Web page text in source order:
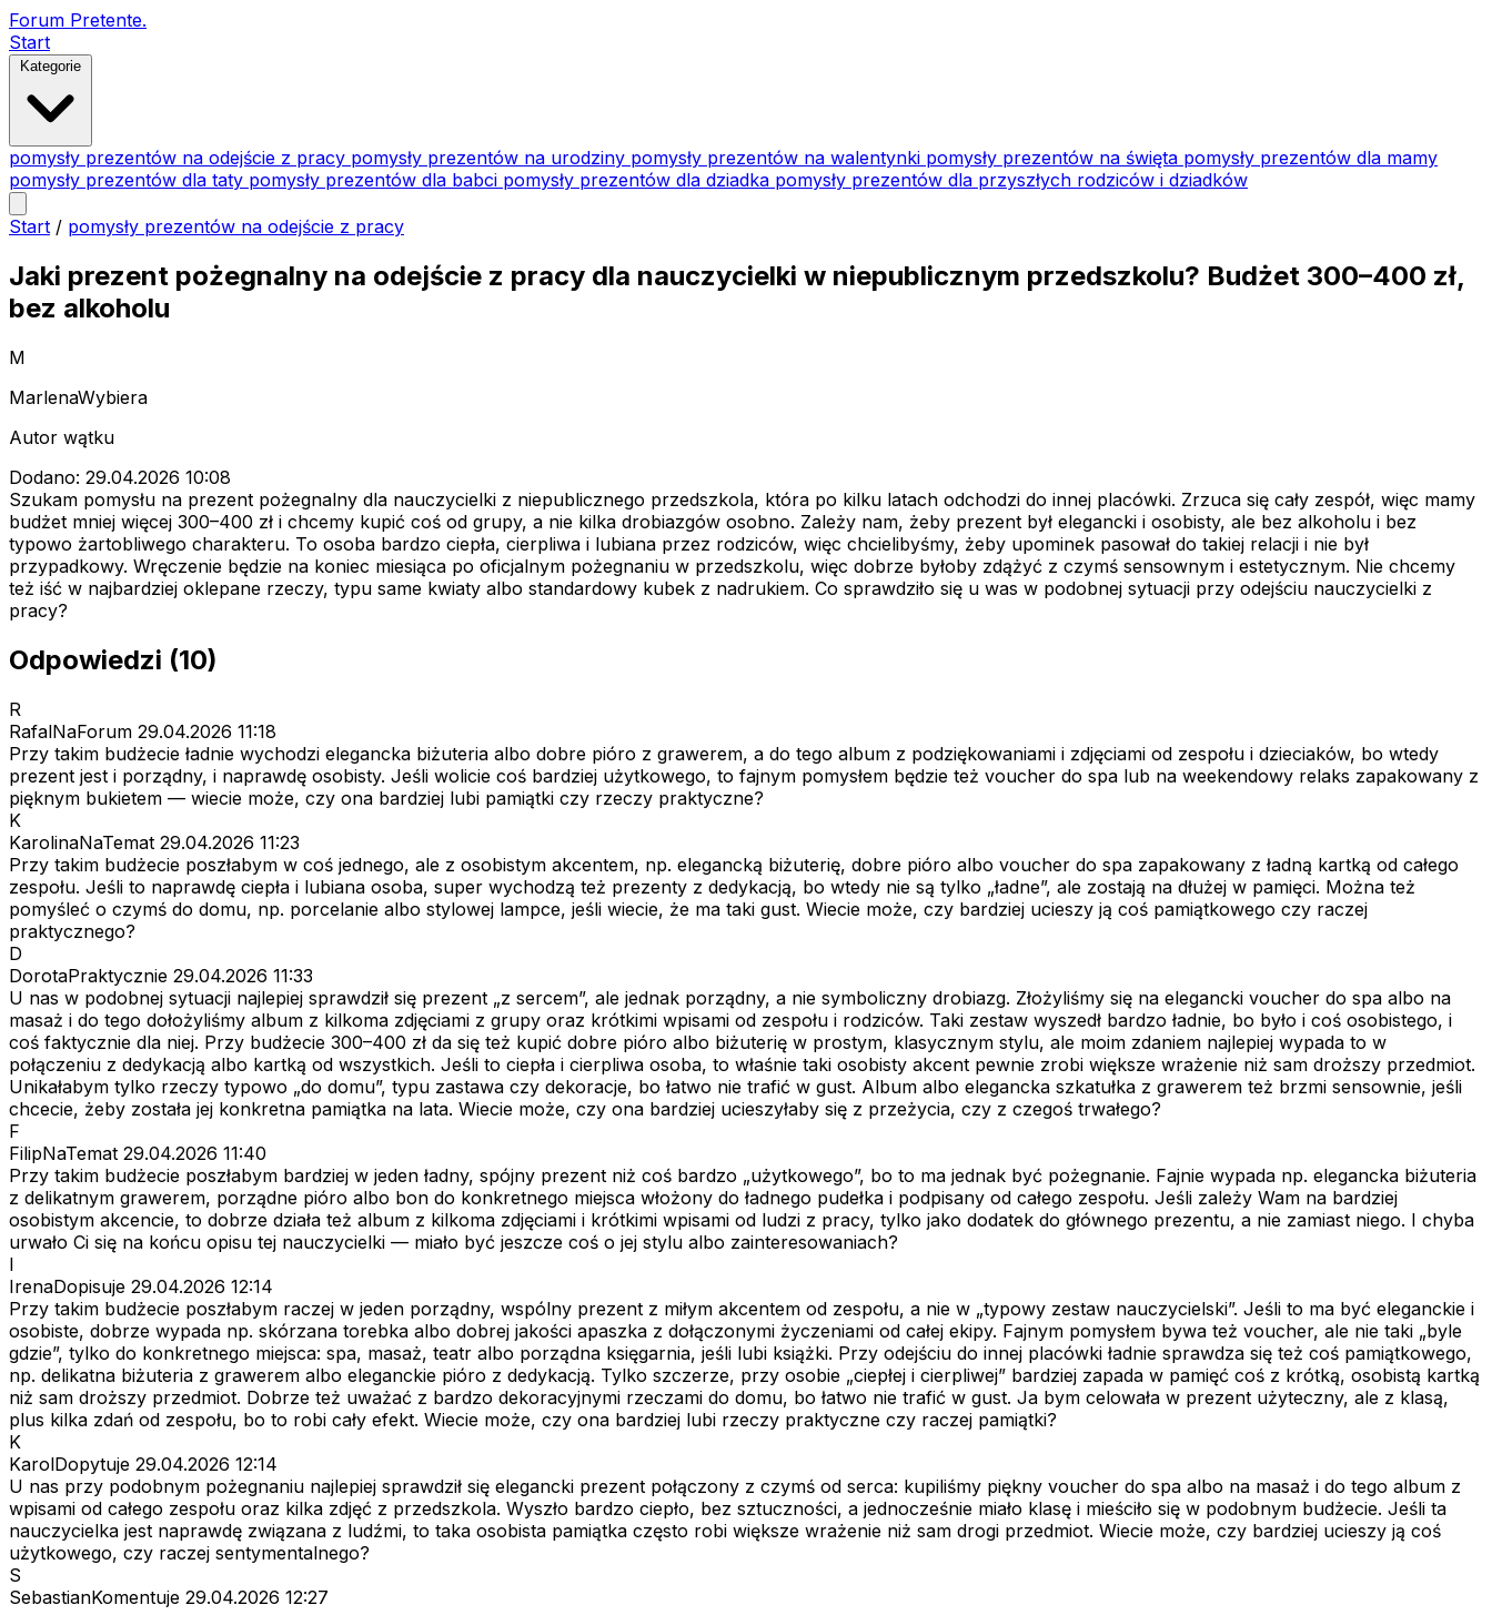
Forum Pretente.
Start
Kategorie
pomysły prezentów na odejście z pracy pomysły prezentów na urodziny pomysły prezentów na walentynki pomysły prezentów na święta pomysły prezentów dla mamy
pomysły prezentów dla taty pomysły prezentów dla babci pomysły prezentów dla dziadka pomysły prezentów dla przyszłych rodziców i dziadków
Start / pomysły prezentów na odejście z pracy
Jaki prezent pożegnalny na odejście z pracy dla nauczycielki w niepublicznym przedszkolu? Budżet 300–400 zł,
bez alkoholu
M
MarlenaWybiera
Autor wątku
Dodano: 29.04.2026 10:08
Szukam pomysłu na prezent pożegnalny dla nauczycielki z niepublicznego przedszkola, która po kilku latach odchodzi do innej placówki. Zrzuca się cały zespół, więc mamy
budżet mniej więcej 300–400 zł i chcemy kupić coś od grupy, a nie kilka drobiazgów osobno. Zależy nam, żeby prezent był elegancki i osobisty, ale bez alkoholu i bez
typowo żartobliwego charakteru. To osoba bardzo ciepła, cierpliwa i lubiana przez rodziców, więc chcielibyśmy, żeby upominek pasował do takiej relacji i nie był
przypadkowy. Wręczenie będzie na koniec miesiąca po oficjalnym pożegnaniu w przedszkolu, więc dobrze byłoby zdążyć z czymś sensownym i estetycznym. Nie chcemy
też iść w najbardziej oklepane rzeczy, typu same kwiaty albo standardowy kubek z nadrukiem. Co sprawdziło się u was w podobnej sytuacji przy odejściu nauczycielki z
pracy?
Odpowiedzi (10)
R
RafalNaForum 29.04.2026 11:18
Przy takim budżecie ładnie wychodzi elegancka biżuteria albo dobre pióro z grawerem, a do tego album z podziękowaniami i zdjęciami od zespołu i dzieciaków, bo wtedy
prezent jest i porządny, i naprawdę osobisty. Jeśli wolicie coś bardziej użytkowego, to fajnym pomysłem będzie też voucher do spa lub na weekendowy relaks zapakowany z
pięknym bukietem — wiecie może, czy ona bardziej lubi pamiątki czy rzeczy praktyczne?
K
KarolinaNaTemat 29.04.2026 11:23
Przy takim budżecie poszłabym w coś jednego, ale z osobistym akcentem, np. elegancką biżuterię, dobre pióro albo voucher do spa zapakowany z ładną kartką od całego
zespołu. Jeśli to naprawdę ciepła i lubiana osoba, super wychodzą też prezenty z dedykacją, bo wtedy nie są tylko „ładne”, ale zostają na dłużej w pamięci. Można też
pomyśleć o czymś do domu, np. porcelanie albo stylowej lampce, jeśli wiecie, że ma taki gust. Wiecie może, czy bardziej ucieszy ją coś pamiątkowego czy raczej
praktycznego?
D
DorotaPraktycznie 29.04.2026 11:33
U nas w podobnej sytuacji najlepiej sprawdził się prezent „z sercem”, ale jednak porządny, a nie symboliczny drobiazg. Złożyliśmy się na elegancki voucher do spa albo na
masaż i do tego dołożyliśmy album z kilkoma zdjęciami z grupy oraz krótkimi wpisami od zespołu i rodziców. Taki zestaw wyszedł bardzo ładnie, bo było i coś osobistego, i
coś faktycznie dla niej. Przy budżecie 300–400 zł da się też kupić dobre pióro albo biżuterię w prostym, klasycznym stylu, ale moim zdaniem najlepiej wypada to w
połączeniu z dedykacją albo kartką od wszystkich. Jeśli to ciepła i cierpliwa osoba, to właśnie taki osobisty akcent pewnie zrobi większe wrażenie niż sam droższy przedmiot.
Unikałabym tylko rzeczy typowo „do domu”, typu zastawa czy dekoracje, bo łatwo nie trafić w gust. Album albo elegancka szkatułka z grawerem też brzmi sensownie, jeśli
chcecie, żeby została jej konkretna pamiątka na lata. Wiecie może, czy ona bardziej ucieszyłaby się z przeżycia, czy z czegoś trwałego?
F
FilipNaTemat 29.04.2026 11:40
Przy takim budżecie poszłabym bardziej w jeden ładny, spójny prezent niż coś bardzo „użytkowego”, bo to ma jednak być pożegnanie. Fajnie wypada np. elegancka biżuteria
z delikatnym grawerem, porządne pióro albo bon do konkretnego miejsca włożony do ładnego pudełka i podpisany od całego zespołu. Jeśli zależy Wam na bardziej
osobistym akcencie, to dobrze działa też album z kilkoma zdjęciami i krótkimi wpisami od ludzi z pracy, tylko jako dodatek do głównego prezentu, a nie zamiast niego. I chyba
urwało Ci się na końcu opisu tej nauczycielki — miało być jeszcze coś o jej stylu albo zainteresowaniach?
I
IrenaDopisuje 29.04.2026 12:14
Przy takim budżecie poszłabym raczej w jeden porządny, wspólny prezent z miłym akcentem od zespołu, a nie w „typowy zestaw nauczycielski”. Jeśli to ma być eleganckie i
osobiste, dobrze wypada np. skórzana torebka albo dobrej jakości apaszka z dołączonymi życzeniami od całej ekipy. Fajnym pomysłem bywa też voucher, ale nie taki „byle
gdzie”, tylko do konkretnego miejsca: spa, masaż, teatr albo porządna księgarnia, jeśli lubi książki. Przy odejściu do innej placówki ładnie sprawdza się też coś pamiątkowego,
np. delikatna biżuteria z grawerem albo eleganckie pióro z dedykacją. Tylko szczerze, przy osobie „ciepłej i cierpliwej” bardziej zapada w pamięć coś z krótką, osobistą kartką
niż sam droższy przedmiot. Dobrze też uważać z bardzo dekoracyjnymi rzeczami do domu, bo łatwo nie trafić w gust. Ja bym celowała w prezent użyteczny, ale z klasą,
plus kilka zdań od zespołu, bo to robi cały efekt. Wiecie może, czy ona bardziej lubi rzeczy praktyczne czy raczej pamiątki?
K
KarolDopytuje 29.04.2026 12:14
U nas przy podobnym pożegnaniu najlepiej sprawdził się elegancki prezent połączony z czymś od serca: kupiliśmy piękny voucher do spa albo na masaż i do tego album z
wpisami od całego zespołu oraz kilka zdjęć z przedszkola. Wyszło bardzo ciepło, bez sztuczności, a jednocześnie miało klasę i mieściło się w podobnym budżecie. Jeśli ta
nauczycielka jest naprawdę związana z ludźmi, to taka osobista pamiątka często robi większe wrażenie niż sam drogi przedmiot. Wiecie może, czy bardziej ucieszy ją coś
użytkowego, czy raczej sentymentalnego?
S
SebastianKomentuje 29.04.2026 12:27